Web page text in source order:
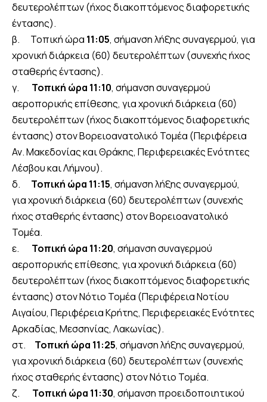
δευτερολέπτων (ήχος διακοπτόμενος διαφορετικής
έντασης).
β. Τοπική ώρα 11:05, σήμανση λήξης συναγερμού, για
χρονική διάρκεια (60) δευτερολέπτων (συνεχής ήχος
σταθερής έντασης).
γ. Τοπική ώρα 11:10, σήμανση συναγερμού
αεροπορικής επίθεσης, για χρονική διάρκεια (60)
δευτερολέπτων (ήχος διακοπτόμενος διαφορετικής
έντασης) στον Βορειοανατολικό Τομέα (Περιφέρεια
Αν. Μακεδονίας και Θράκης, Περιφερειακές Ενότητες
Λέσβου και Λήμνου).
δ. Τοπική ώρα 11:15, σήμανση λήξης συναγερμού,
για χρονική διάρκεια (60) δευτερολέπτων (συνεχής
ήχος σταθερής έντασης) στον Βορειοανατολικό
Τομέα.
ε. Τοπική ώρα 11:20, σήμανση συναγερμού
αεροπορικής επίθεσης, για χρονική διάρκεια (60)
δευτερολέπτων (ήχος διακοπτόμενος διαφορετικής
έντασης) στον Νότιο Τομέα (Περιφέρεια Νοτίου
Αιγαίου, Περιφέρεια Κρήτης, Περιφερειακές Ενότητες
Αρκαδίας, Μεσσηνίας, Λακωνίας).
στ. Τοπική ώρα 11:25, σήμανση λήξης συναγερμού,
για χρονική διάρκεια (60) δευτερολέπτων (συνεχής
ήχος σταθερής έντασης) στον Νότιο Τομέα.
ζ. Τοπική ώρα 11:30, σήμανση προειδοποιητικού